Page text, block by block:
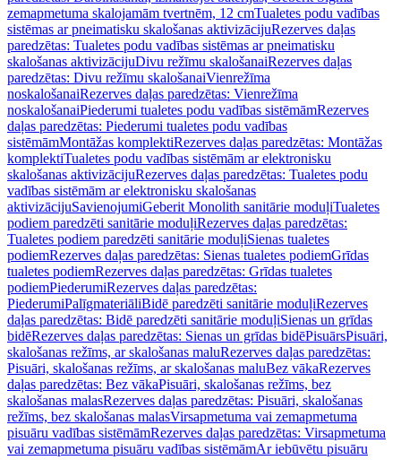
zemapmetuma skalojamām tvertnēm, 12 cmTualetes podu vadības
sistēmas ar pneimatisku skalošanas aktivizācijuRezerves daļas
paredzētas: Tualetes podu vadības sistēmas ar pneimatisku
skalošanas aktivizācijuDivu režīmu skalošanaiRezerves daļas
paredzētas: Divu režīmu skalošanaiVienrežīma
noskalošanaiRezerves daļas paredzētas: Vienrežīma
noskalošanaiPiederumi tualetes podu vadības sistēmāmRezerves
daļas paredzētas: Piederumi tualetes podu vadības
sistēmāmMontāžas komplektiRezerves daļas paredzētas: Montāžas
komplektiTualetes podu vadības sistēmām ar elektronisku
skalošanas aktivizācijuRezerves daļas paredzētas: Tualetes podu
vadības sistēmām ar elektronisku skalošanas
aktivizācijuSavienojumiGeberit Monolith sanitārie moduļiTualetes
podiem paredzēti sanitārie moduļiRezerves daļas paredzētas:
Tualetes podiem paredzēti sanitārie moduļiSienas tualetes
podiemRezerves daļas paredzētas: Sienas tualetes podiemGrīdas
tualetes podiemRezerves daļas paredzētas: Grīdas tualetes
podiemPiederumiRezerves daļas paredzētas:
PiederumiPalīgmateriāliBidē paredzēti sanitārie moduļiRezerves
daļas paredzētas: Bidē paredzēti sanitārie moduļiSienas un grīdas
bidēRezerves daļas paredzētas: Sienas un grīdas bidēPisuārsPisuāri,
skalošanas režīms, ar skalošanas maluRezerves daļas paredzētas:
Pisuāri, skalošanas režīms, ar skalošanas maluBez vākaRezerves
daļas paredzētas: Bez vākaPisuāri, skalošanas režīms, bez
skalošanas malasRezerves daļas paredzētas: Pisuāri, skalošanas
režīms, bez skalošanas malasVirsapmetuma vai zemapmetuma
pisuāru vadības sistēmāmRezerves daļas paredzētas: Virsapmetuma
vai zemapmetuma pisuāru vadības sistēmāmAr iebūvētu pisuāru